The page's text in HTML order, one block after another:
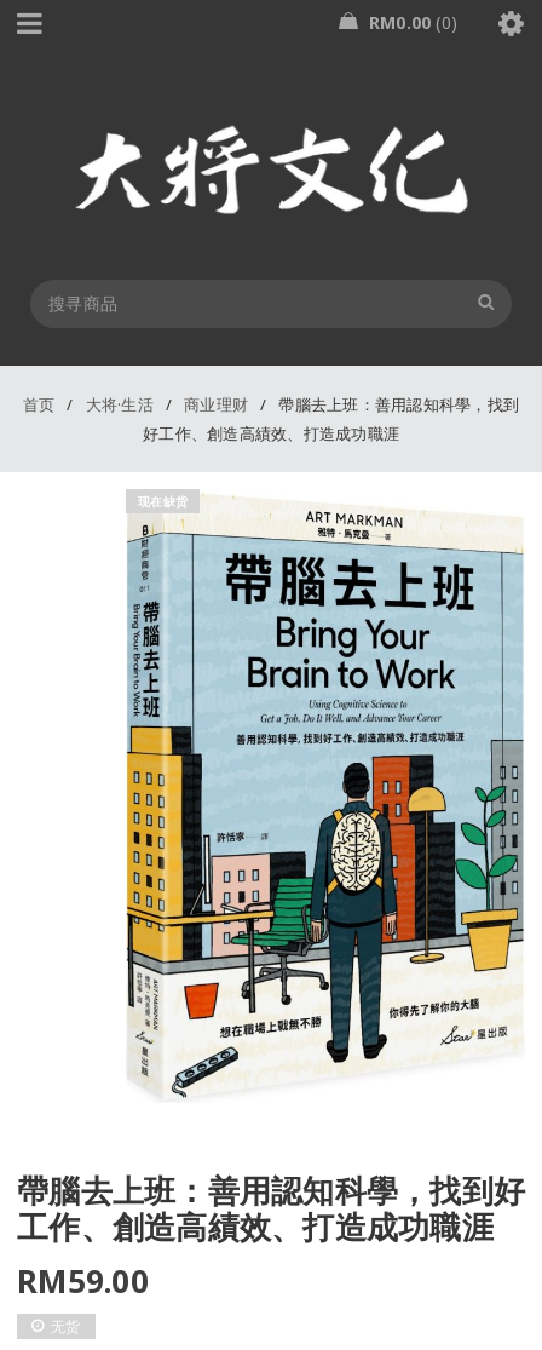
RM0.00 0
首页 / 大将·生活 / 商业理财 / 帶腦去上班：善用認知科學，找到
好工作、創造高績效、打造成功職涯
现在缺货
帶腦去上班：善用認知科學，找到好
工作、創造高績效、打造成功職涯
RM59.00
无货